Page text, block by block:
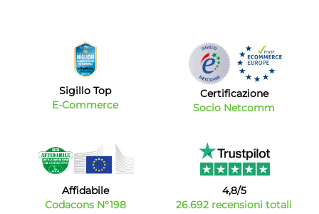
Sigillo Top
E-Commerce
Certificazione
Socio Netcomm
Affidabile
Codacons N°198
4,8/5
26.692 recensioni totali